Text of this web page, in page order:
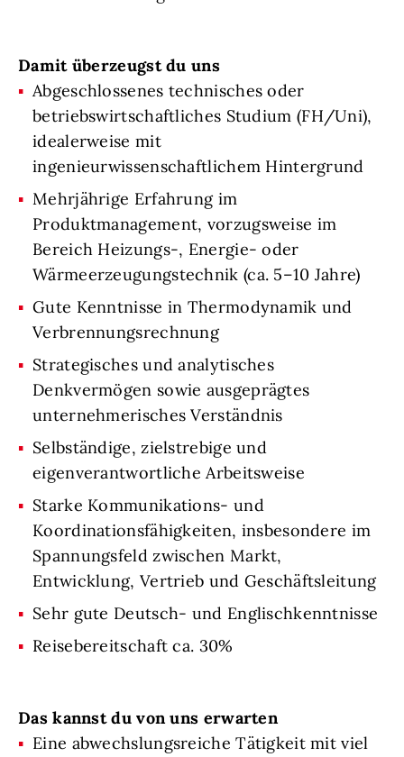
Damit überzeugst du uns
Abgeschlossenes technisches oder
betriebswirtschaftliches Studium (FH/Uni),
idealerweise mit
ingenieurwissenschaftlichem Hintergrund
Mehrjährige Erfahrung im
Produktmanagement, vorzugsweise im
Bereich Heizungs-, Energie- oder
Wärmeerzeugungstechnik (ca. 5–10 Jahre)
Gute Kenntnisse in Thermodynamik und
Verbrennungsrechnung
Strategisches und analytisches
Denkvermögen sowie ausgeprägtes
unternehmerisches Verständnis
Selbständige, zielstrebige und
eigenverantwortliche Arbeitsweise
Starke Kommunikations- und
Koordinationsfähigkeiten, insbesondere im
Spannungsfeld zwischen Markt,
Entwicklung, Vertrieb und Geschäftsleitung
Sehr gute Deutsch- und Englischkenntnisse
Reisebereitschaft ca. 30%
Das kannst du von uns erwarten
Eine abwechslungsreiche Tätigkeit mit viel